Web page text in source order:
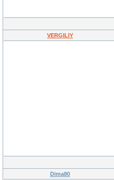
VERGILIY
Dima80